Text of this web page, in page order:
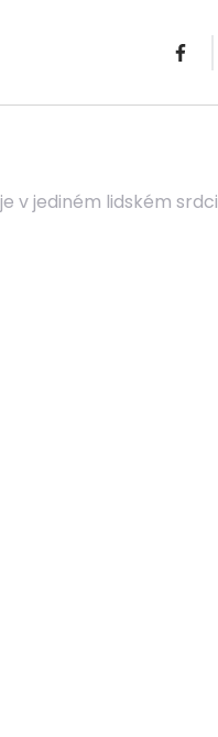
v jediném lidském srdci